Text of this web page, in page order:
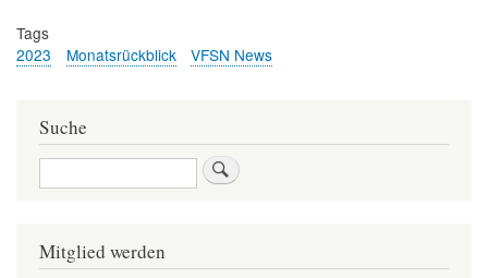
Tags
2023
Monatsrückblick VFSN News
Suche
Suche
Mitglied werden